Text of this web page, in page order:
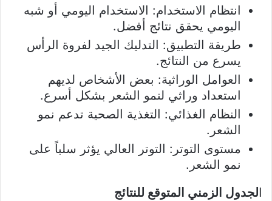
انتظام الاستخدام: الاستخدام اليومي أو شبه
اليومي يحقق نتائج أفضل.
طريقة التطبيق: التدليك الجيد لفروة الرأس
يسرع من النتائج.
العوامل الوراثية: بعض الأشخاص لديهم
استعداد وراثي لنمو الشعر بشكل أسرع.
النظام الغذائي: التغذية الصحية تدعم نمو
الشعر.
مستوى التوتر: التوتر العالي يؤثر سلباً على
نمو الشعر.
الجدول الزمني المتوقع للنتائج